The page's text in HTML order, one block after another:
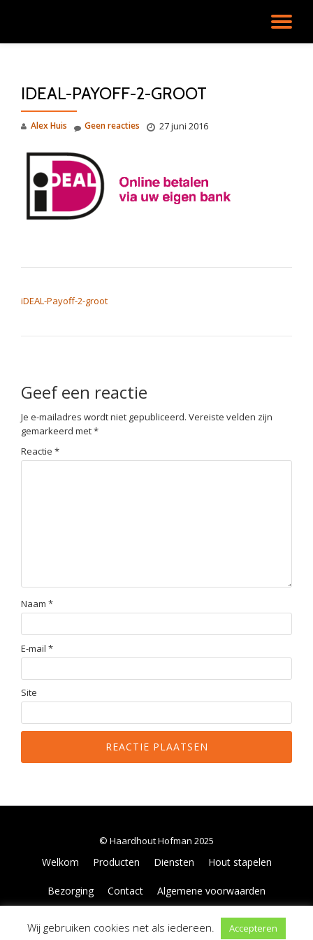
inhoudIDEAL-PAYOFF-2-GROOT
Alex Huis 27 juni 2016
Geen reacties
iDEAL-Payoff-2-groot
Geef een reactie
Je e-mailadres wordt niet gepubliceerd. Vereiste velden zijn
gemarkeerd met*
Reactie *
Naam *
E-mail *
Site
© Haardhout Hofman 2025
Secondair
Menu
Welkom Producten Diensten Hout stapelen
Bezorging Contact Algemene voorwaarden
0 items €0,00
Llorix One Lite
Wij gebruiken cookies net als iedereen. Accepteren